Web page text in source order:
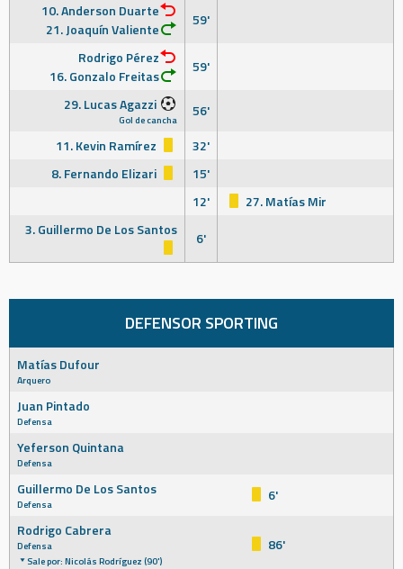
10. Anderson Duarte
21. Joaquín Valiente
59'
Rodrigo Pérez
16. Gonzalo Freitas
59'
29. Lucas Agazzi
Gol de cancha
56'
11. Kevin Ramírez
32'
8. Fernando Elizari
15'
12'
27. Matías Mir
3. Guillermo De Los Santos
6'
DEFENSOR SPORTING
Matías Dufour
Arquero
Juan Pintado
Defensa
Yeferson Quintana
Defensa
Guillermo De Los Santos
Defensa
6'
Rodrigo Cabrera
Defensa
Sale por: Nicolás Rodríguez (90')
86'